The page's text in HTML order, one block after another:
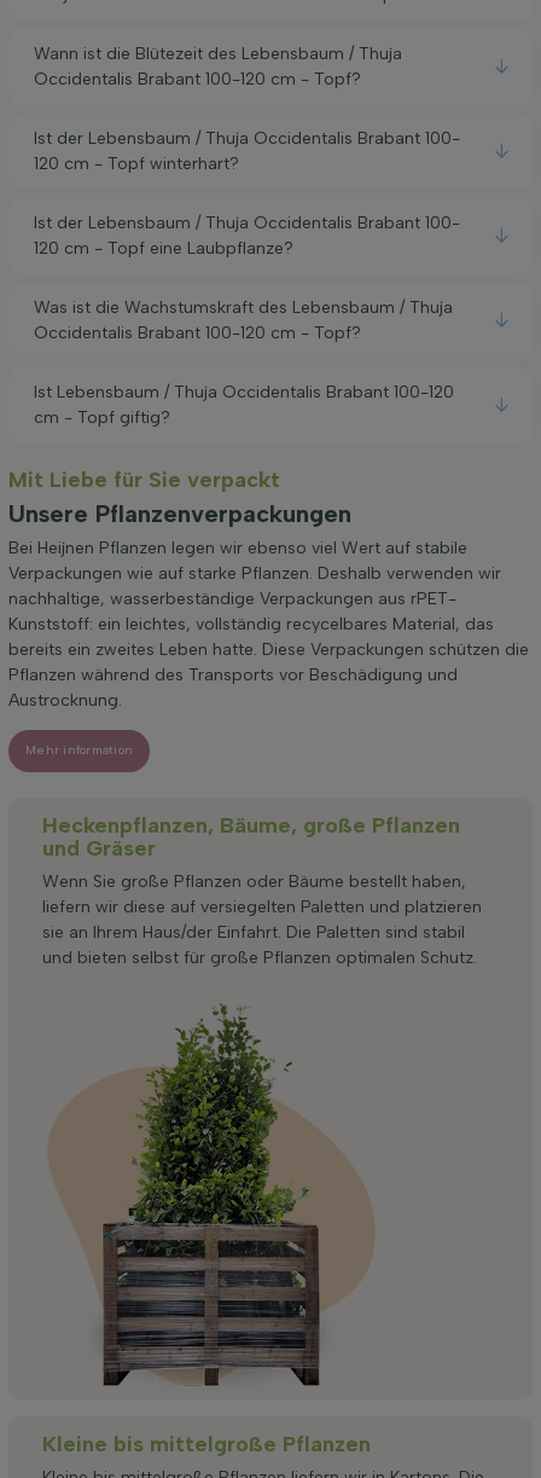
Wann ist die Blütezeit des Lebensbaum / Thuja
Occidentalis Brabant 100-120 cm - Topf?
Ist der Lebensbaum / Thuja Occidentalis Brabant 100-
120 cm - Topf winterhart?
Ist der Lebensbaum / Thuja Occidentalis Brabant 100-
120 cm - Topf eine Laubpflanze?
Was ist die Wachstumskraft des Lebensbaum / Thuja
Occidentalis Brabant 100-120 cm - Topf?
Ist Lebensbaum / Thuja Occidentalis Brabant 100-120
cm - Topf giftig?
Mit Liebe für Sie verpackt
Unsere Pflanzenverpackungen
Bei Heijnen Pflanzen legen wir ebenso viel Wert auf stabile
Verpackungen wie auf starke Pflanzen. Deshalb verwenden wir
nachhaltige, wasserbeständige Verpackungen aus rPET-
Kunststoff: ein leichtes, vollständig recycelbares Material, das
bereits ein zweites Leben hatte. Diese Verpackungen schützen die
Pflanzen während des Transports vor Beschädigung und
Austrocknung.
Mehr information
Heckenpflanzen, Bäume, große Pflanzen
und Gräser
Wenn Sie große Pflanzen oder Bäume bestellt haben,
liefern wir diese auf versiegelten Paletten und platzieren
sie an Ihrem Haus/der Einfahrt. Die Paletten sind stabil
und bieten selbst für große Pflanzen optimalen Schutz.
Kleine bis mittelgroße Pflanzen